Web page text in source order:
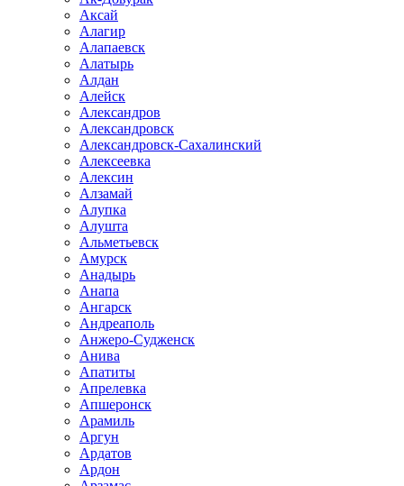
Аксай
Алагир
Алапаевск
Алатырь
Алдан
Алейск
Александров
Александровск
Александровск-Сахалинский
Алексеевка
Алексин
Алзамай
Алупка
Алушта
Альметьевск
Амурск
Анадырь
Анапа
Ангарск
Андреаполь
Анжеро-Судженск
Анива
Апатиты
Апрелевка
Апшеронск
Арамиль
Аргун
Ардатов
Ардон